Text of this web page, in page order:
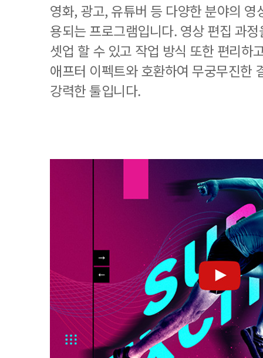
영화, 광고, 유튜버 등 다양한 분야의
용되는 프로그램입니다. 영상 편집 과
셋업 할 수 있고 작업 방식 또한 편리하
애프터 이펙트와 호환하여 무궁무진한
강력한 툴입니다.